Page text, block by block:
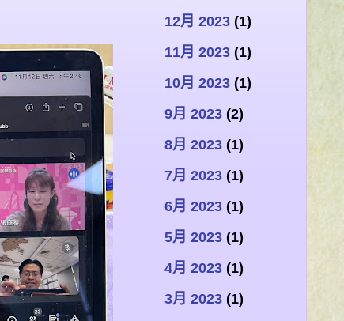
12月 2023 (1)
11月 2023 (1)
10月 2023 (1)
9月 2023 (2)
8月 2023 (1)
7月 2023 (1)
6月 2023 (1)
5月 2023 (1)
4月 2023 (1)
3月 2023 (1)